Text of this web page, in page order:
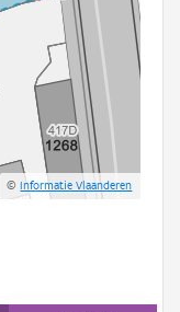
©Informatie Vlaanderen